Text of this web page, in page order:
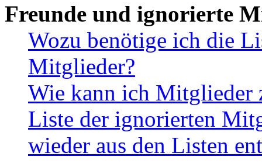
Freunde und ignorierte
Wozu benötige ich die
Mitglieder?
Wie kann ich Mitglieder
Liste der ignorierten
wieder aus den Listen